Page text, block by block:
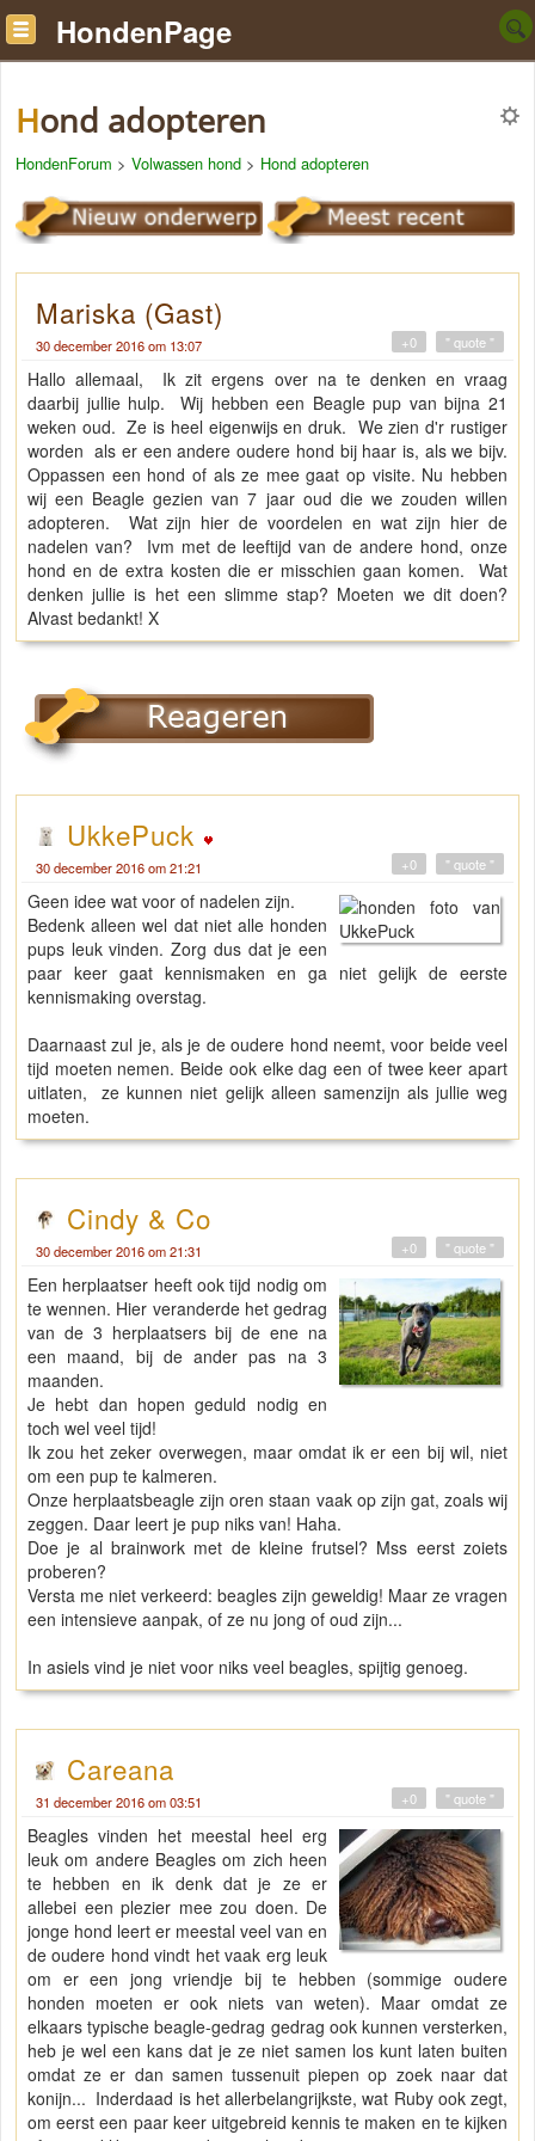
HondenPage
Hond adopteren
HondenForum > Volwassen hond > Hond adopteren
Mariska (Gast)
30 december 2016 om 13:07 " quote "
+0
Hallo allemaal, Ik zit ergens over na te denken en vraag
daarbij jullie hulp. Wij hebben een Beagle pup van bijna 21
weken oud. Ze is heel eigenwijs en druk. We zien d'r rustiger
worden als er een andere oudere hond bij haar is, als we bijv.
Oppassen een hond of als ze mee gaat op visite. Nu hebben
wij een Beagle gezien van 7 jaar oud die we zouden willen
adopteren. Wat zijn hier de voordelen en wat zijn hier de
nadelen van? Ivm met de leeftijd van de andere hond, onze
hond en de extra kosten die er misschien gaan komen. Wat
denken jullie is het een slimme stap? Moeten we dit doen?
Alvast bedankt! X
UkkePuck
30 december 2016 om 21:21 " quote "
+0
Geen idee wat voor of nadelen zijn.
Bedenk alleen wel dat niet alle honden
pups leuk vinden. Zorg dus dat je een
paar keer gaat kennismaken en ga niet gelijk de eerste
kennismaking overstag.
Daarnaast zul je, als je de oudere hond neemt, voor beide veel
tijd moeten nemen. Beide ook elke dag een of twee keer apart
uitlaten, ze kunnen niet gelijk alleen samenzijn als jullie weg
moeten.
Cindy & Co
30 december 2016 om 21:31 " quote "
+0
Een herplaatser heeft ook tijd nodig om
te wennen. Hier veranderde het gedrag
van de 3 herplaatsers bij de ene na
een maand, bij de ander pas na 3
maanden.
Je hebt dan hopen geduld nodig en
toch wel veel tijd!
Ik zou het zeker overwegen, maar omdat ik er een bij wil, niet
om een pup te kalmeren.
Onze herplaatsbeagle zijn oren staan vaak op zijn gat, zoals wij
zeggen. Daar leert je pup niks van! Haha.
Doe je al brainwork met de kleine frutsel? Mss eerst zoiets
proberen?
Versta me niet verkeerd: beagles zijn geweldig! Maar ze vragen
een intensieve aanpak, of ze nu jong of oud zijn...
In asiels vind je niet voor niks veel beagles, spijtig genoeg.
Careana
31 december 2016 om 03:51 " quote "
+0
Beagles vinden het meestal heel erg
leuk om andere Beagles om zich heen
te hebben en ik denk dat je ze er
allebei een plezier mee zou doen. De
jonge hond leert er meestal veel van en
de oudere hond vindt het vaak erg leuk
om er een jong vriendje bij te hebben (sommige oudere
honden moeten er ook niets van weten). Maar omdat ze
elkaars typische beagle-gedrag gedrag ook kunnen versterken,
heb je wel een kans dat je ze niet samen los kunt laten buiten
omdat ze er dan samen tussenuit piepen op zoek naar dat
konijn... Inderdaad is het allerbelangrijkste, wat Ruby ook zegt,
om eerst een paar keer uitgebreid kennis te maken en te kijken